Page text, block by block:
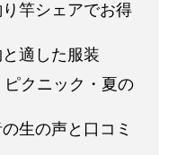
竿シェアでお得
適した服装
クニック・夏の
生の声と口コミ